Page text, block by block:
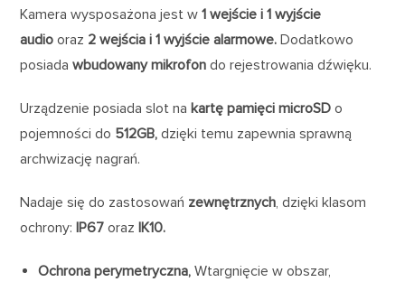
Kamera wysposażona jest w1 wejście i 1 wyjście
audio oraz 2 wejścia i 1 wyjście alarmowe. Dodatkowo
posiadawbudowany mikrofon do rejestrowania dźwięku.
Urządzenie posiada slot nakartę pamięci microSD o
pojemności do 512GB,dzięki temu zapewnia sprawną
archwizację nagrań.
Nadaje się do zastosowań zewnętrznych, dzięki klasom
ochrony:IP67 orazIK10.
Ochrona perymetryczna, Wtargnięcie w obszar,